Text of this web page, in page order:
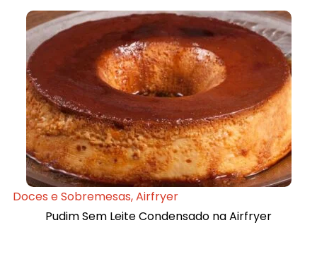
Doces e Sobremesas,Airfryer
Pudim Sem Leite Condensado na Airfryer